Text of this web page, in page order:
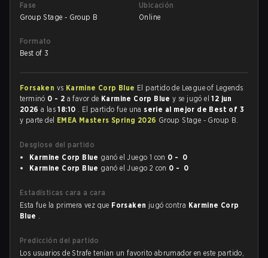
Fase
Group Stage - Group B
Ubicación
Online
Formato
Best of 3
Forsaken vs Karmine Corp Blue El partido de League of Legends
terminó 0 - 2 a favor de Karmine Corp Bluey se jugó el12 jun
2026 a las18:10 . El partido fue una serie al mejor de Best of 3
y parte del EMEA Masters Spring 2026 Group Stage - Group B.
Desglose del partido
Karmine Corp Blue ganó el Juego 1 con 0 - 0
Karmine Corp Blue ganó el Juego 2 con 0 - 0
Estadísticas cara a cara
Esta fue la primera vez que Forsaken jugó contra Karmine Corp
Blue .
Predicción del partido
Los usuarios de Strafe tenían un favorito abrumador en este partido,